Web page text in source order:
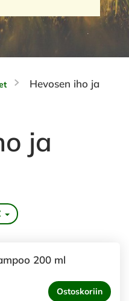
Hevosen iho ja
ja
200 ml
Ostoskoriin